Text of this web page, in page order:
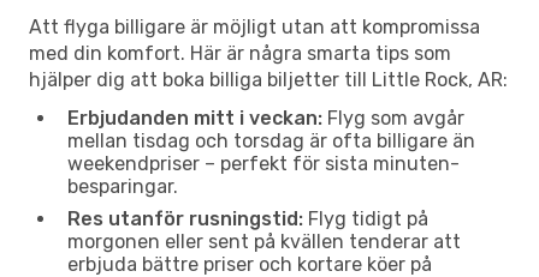
Att flyga billigare är möjligt utan att kompromissa
med din komfort. Här är några smarta tips som
hjälper dig att boka billiga biljetter till Little Rock, AR:
Erbjudanden mitt i veckan: Flyg som avgår
mellan tisdag och torsdag är ofta billigare än
weekendpriser – perfekt för sista minuten-
besparingar.
Res utanför rusningstid: Flyg tidigt på
morgonen eller sent på kvällen tenderar att
erbjuda bättre priser och kortare köer på